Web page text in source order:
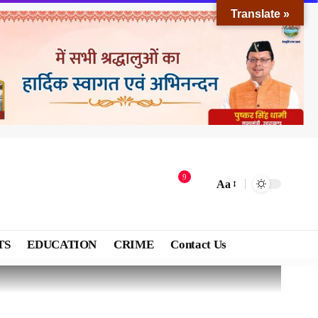
9
Aa
EDUCATION CRIME Contact Us
Translate »